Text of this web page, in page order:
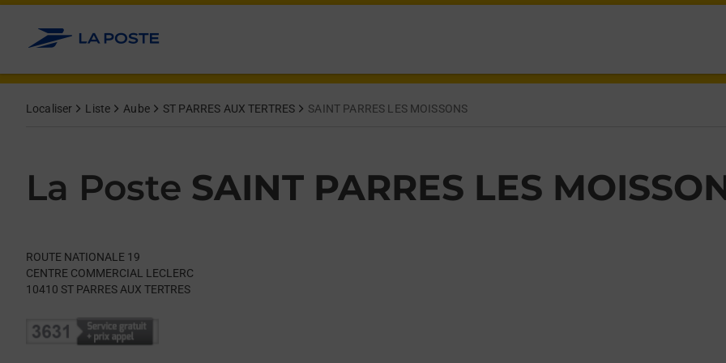
Allez au contenu
Localiser Liste Aube ST PARRES AUX TERTRES SAINT PARRES LES MOISSONS
La Poste SAINT PARRES LES
ROUTE NATIONALE 19
CENTRE COMMERCIAL LECLERC
10410 ST PARRES AUX TERTRES
Day of the WeekHours
Get directions to La Poste at ROUTE NATIONALE 19 ST PARRES AUX TERTRES,
lien s'ouvre dans un nouvel onglet